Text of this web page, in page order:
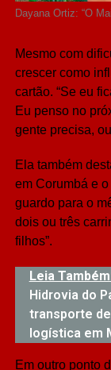
Dayana Ortiz: “O
Mesmo com
crescer como
cartão. “Se eu
Eu penso no
gente precisa,
Ela também
em Corumbá e
guardo para o
dois ou três
filhos”.
Leia
Hidrovia do
transporte
logística em
Em outro ponto